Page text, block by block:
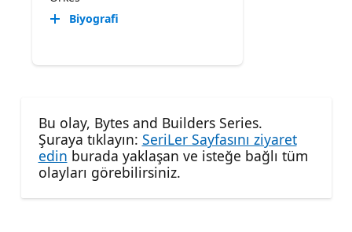
Biyografi
Bu olay, Bytes and Builders Series.
Şuraya tıklayın: SeriLer Sayfasını ziyaret
edin burada yaklaşan ve isteğe bağlı tüm
olayları görebilirsiniz.